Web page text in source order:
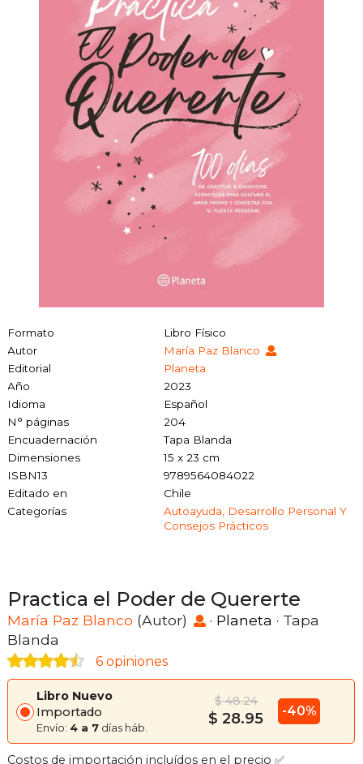
Formato
Libro Físico
Autor
María Paz Blanco
Editorial
Planeta
Año
2023
Idioma
Español
N° páginas
204
Encuadernación
Tapa Blanda
Dimensiones
15 x 23 cm
ISBN13
9789564084022
Editado en
Chile
Categorías
Autoayuda, Desarrollo Personal Y
Consejos Prácticos
Practica el Poder de Quererte
María Paz Blanco (Autor) · Planeta · Tapa
Blanda
6 opiniones
Libro Nuevo
Importado
Envío: 4 a 7 días háb.
$ 48.24
$ 28.95 -40%
Costos de importación incluídos en el precio ✅